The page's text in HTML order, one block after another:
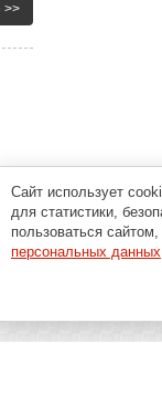
>>
Сайт использует
для статистики,
пользоваться
персональных данных